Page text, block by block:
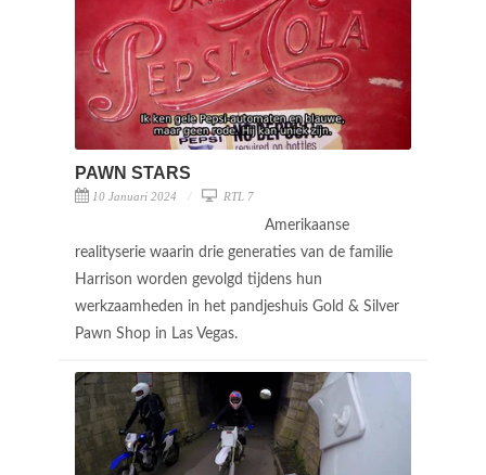
PAWN STARS
10 Januari 2024 RTL 7
Amerikaanse
realityserie waarin drie generaties van de familie
Harrison worden gevolgd tijdens hun
werkzaamheden in het pandjeshuis Gold & Silver
Pawn Shop in Las Vegas.